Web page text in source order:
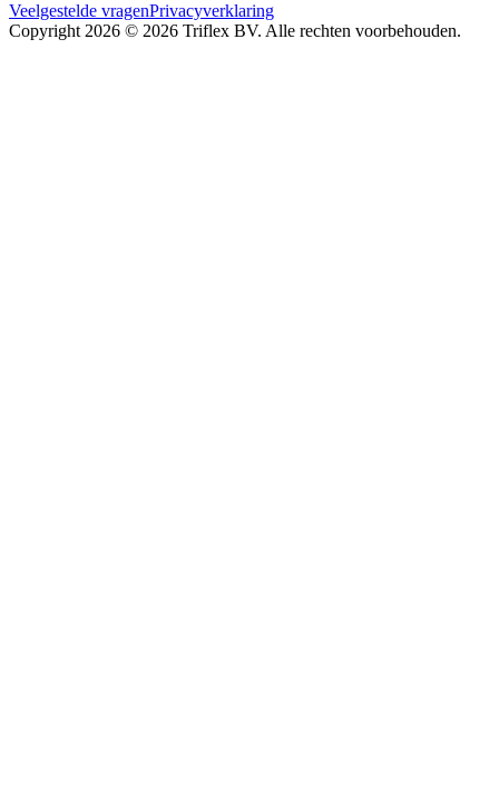
Veelgestelde vragenPrivacyverklaring
Copyright2026 © 2026 Triflex BV. Alle rechten voorbehouden.